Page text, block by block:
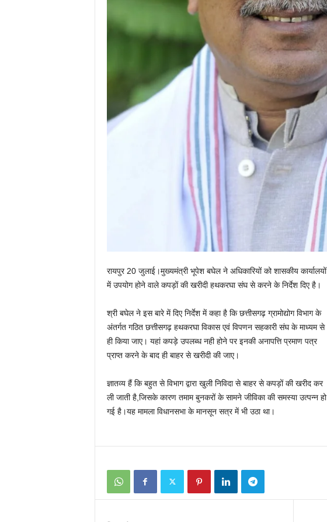
रायपुर 20 जुलाई।मुख्यमंत्री भूपेश बघेल ने अधिकारियों को शासकीय कार्यालयों
में उपयोग होने वाले कपड़ों की खरीदी हथकरघा संघ से करने के निर्देश दिए है।
श्री बघेल ने इस बारे में दिए निर्देश में कहा है कि छत्तीसगढ़ ग्रामोद्योग विभाग के
अंतर्गत गठित छत्तीसगढ़ हथकरघा विकास एवं विपणन सहकारी संघ के माध्यम से
ही किया जाए। यहां कपड़े उपलब्ध नही होने पर इनकी अनापत्ति प्रमाण पत्र
प्राप्त करने के बाद ही बाहर से खरीदी की जाए।
ज्ञातव्य हैं कि बहुत से विभाग द्वारा खुली निविदा से बाहर से कपड़ों की खरीद कर
ली जाती है,जिसके कारण तमाम बुनकरों के सामने जीविका की समस्या उत्पन्न हो
गई है।यह मामला विधानसभा के मानसून सत्र में भी उठा था।